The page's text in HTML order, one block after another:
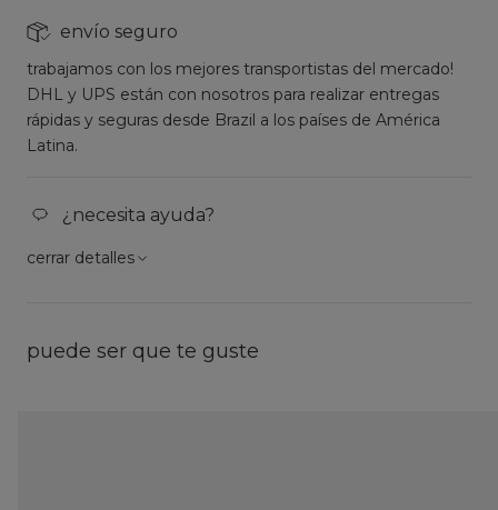
envío seguro
trabajamos con los mejores transportistas del mercado!
DHL y UPS están con nosotros para realizar entregas
rápidas y seguras desde Brazil a los países de América
Latina.
¿necesita ayuda?
cerrar detalles
puede ser que te guste